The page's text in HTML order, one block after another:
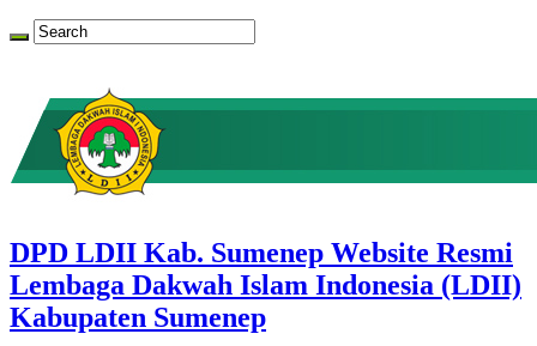
DPD LDII Kab. Sumenep Website Resmi
Lembaga Dakwah Islam Indonesia (LDII)
Kabupaten Sumenep